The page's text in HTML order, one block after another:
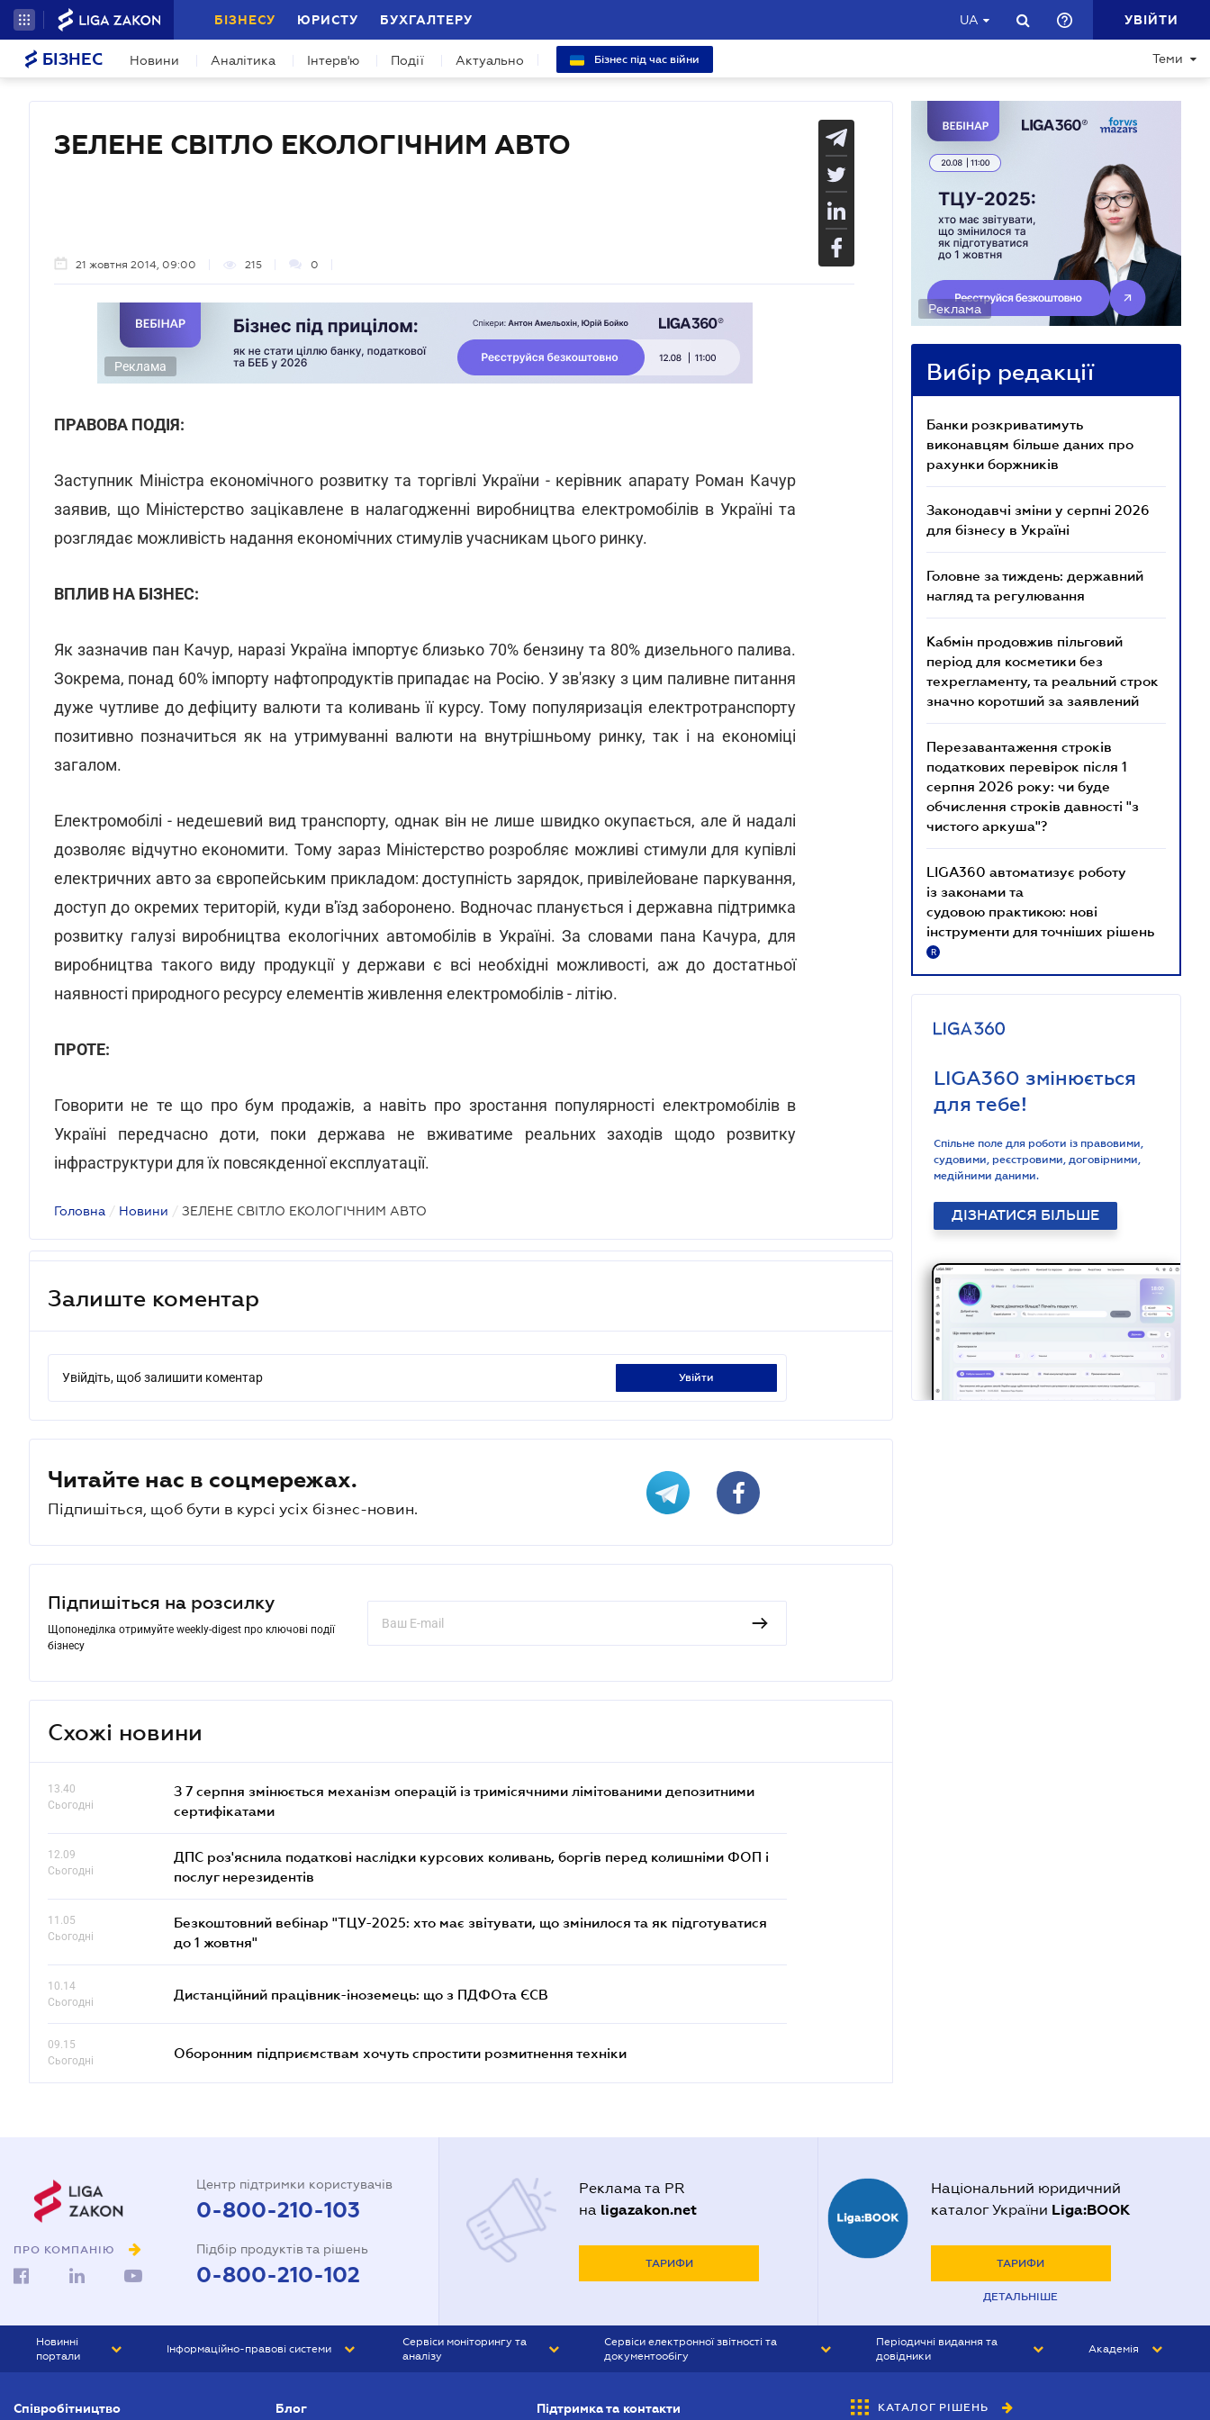
БІЗНЕСУ ЮРИСТУ БУХГАЛТЕРУ UA УВІЙТИ
БІЗНЕС Новини Аналітика Інтерв'ю Події Актуально Бізнес під час війни Теми
ЗЕЛЕНЕ СВІТЛО ЕКОЛОГІЧНИМ АВТО
21 жовтня 2014, 09:00 215 0
Реклама
ПРАВОВА ПОДІЯ:
Заступник Міністра економічного розвитку та торгівлі України - керівник апарату Роман Качур
заявив, що Міністерство зацікавлене в налагодженні виробництва електромобілів в Україні та
розглядає можливість надання економічних стимулів учасникам цього ринку.
ВПЛИВ НА БІЗНЕС:
Як зазначив пан Качур, наразі Україна імпортує близько 70% бензину та 80% дизельного палива.
Зокрема, понад 60% імпорту нафтопродуктів припадає на Росію. У зв'язку з цим паливне питання
дуже чутливе до дефіциту валюти та коливань її курсу. Тому популяризація електротранспорту
позитивно позначиться як на утримуванні валюти на внутрішньому ринку, так і на економіці
загалом.
Електромобілі - недешевий вид транспорту, однак він не лише швидко окупається, але й надалі
дозволяє відчутно економити. Тому зараз Міністерство розробляє можливі стимули для купівлі
електричних авто за європейським прикладом: доступність зарядок, привілейоване паркування,
доступ до окремих територій, куди в'їзд заборонено. Водночас планується і державна підтримка
розвитку галузі виробництва екологічних автомобілів в Україні. За словами пана Качура, для
виробництва такого виду продукції у держави є всі необхідні можливості, аж до достатньої
наявності природного ресурсу елементів живлення електромобілів - літію.
ПРОТЕ:
Говорити не те що про бум продажів, а навіть про зростання популярності електромобілів в
Україні передчасно доти, поки держава не вживатиме реальних заходів щодо розвитку
інфраструктури для їх повсякденної експлуатації.
Головна / Новини / ЗЕЛЕНЕ СВІТЛО ЕКОЛОГІЧНИМ АВТО
Залиште коментар
Увійдіть, щоб залишити коментар увійти
Читайте нас в соцмережах.
Підпишіться, щоб бути в курсі усіх бізнес-новин.
Підпишіться на розсилку
Щопонеділка отримуйте weekly-digest про ключові події
бізнесу
Схожі новини
13.40
Сьогодні
З 7 серпня змінюється механізм операцій із тримісячними лімітованими депозитними
сертифікатами
12.09
Сьогодні
ДПС роз'яснила податкові наслідки курсових коливань, боргів перед колишніми ФОП і
послуг нерезидентів
11.05
Сьогодні
Безкоштовний вебінар "ТЦУ-2025: хто має звітувати, що змінилося та як підготуватися
до 1 жовтня"
10.14
Сьогодні
Дистанційний працівник-іноземець: що з ПДФОта ЄСВ
09.15
Сьогодні
Оборонним підприємствам хочуть спростити розмитнення техніки
Реклама
Вибір редакції
Банки розкриватимуть
виконавцям більше даних про
рахунки боржників
Законодавчі зміни у серпні 2026
для бізнесу в Україні
Головне за тиждень: державний
нагляд та регулювання
Кабмін продовжив пільговий
період для косметики без
техрегламенту, та реальний строк
значно коротший за заявлений
Перезавантаження строків
податкових перевірок після 1
серпня 2026 року: чи буде
обчислення строків давності "з
чистого аркуша"?
LIGA360 автоматизує роботу
із законами та
судовою практикою: нові
інструменти для точніших рішень
R
LIGA360 змінюється
для тебе!
Спільне поле для роботи із правовими,
судовими, реєстровими, договірними,
медійними даними.
ДІЗНАТИСЯ БІЛЬШЕ
ПРО КОМПАНІЮ
Центр підтримки користувачів
0-800-210-103
Підбір продуктів та рішень
0-800-210-102
Реклама та PR
на ligazakon.net
ТАРИФИ
Національний юридичний
каталог України Liga:BOOK
ТАРИФИ
ДЕТАЛЬНІШЕ
Новинні
портали
БІЗНЕС
Інформаційно-правові системи
Сервіси моніторингу та
аналізу
Сервіси електронної звітності та
документообігу
Періодичні видання та
довідники
БУХГАЛТЕР&ЗАКОН
Академія
Співробітництво Блог Підтримка та контакти КАТАЛОГ РІШЕНЬ